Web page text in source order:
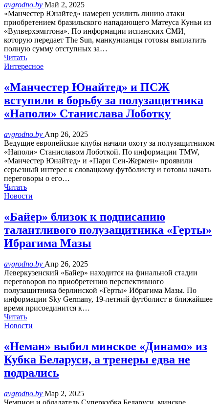
avgrodno.by Май 2, 2025
«Манчестер Юнайтед» намерен усилить линию атаки
приобретением бразильского нападающего Матеуса Куньи из
«Вулверхэмптона». По информации испанских СМИ,
которую передает The Sun, манкунианцы готовы выплатить
полную сумму отступных за…
Читать
Интересное
«Манчестер Юнайтед» и ПСЖ
вступили в борьбу за полузащитника
«Наполи» Станислава Лоботку
avgrodno.by Апр 26, 2025
Ведущие европейские клубы начали охоту за полузащитником
«Наполи» Станиславом Лоботкой. По информации TMW,
«Манчестер Юнайтед» и «Пари Сен-Жермен» проявили
серьезный интерес к словацкому футболисту и готовы начать
переговоры о его…
Читать
Новости
«Байер» близок к подписанию
талантливого полузащитника «Герты»
Ибрагима Мазы
avgrodno.by Апр 26, 2025
Леверкузенский «Байер» находится на финальной стадии
переговоров по приобретению перспективного
полузащитника берлинской «Герты» Ибрагима Мазы. По
информации Sky Germany, 19-летний футболист в ближайшее
время присоединится к…
Читать
Новости
«Неман» выбил минское «Динамо» из
Кубка Беларуси, а тренеры едва не
подрались
avgrodno.by Мар 2, 2025
Чемпион и обладатель Суперкубка Беларуси, минское